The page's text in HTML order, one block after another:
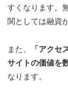
すくなります。
関としては融資
また、 「アクセ
サイトの価値を
なります。